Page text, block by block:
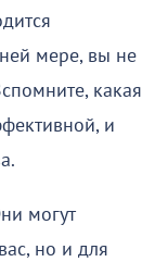
мере, вы не
какая
и
могут
но и для